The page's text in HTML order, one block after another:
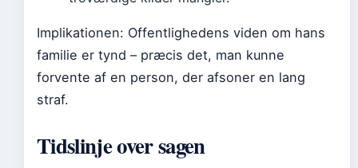
Implikationen: Offentlighedens viden om hans
familie er tynd – præcis det, man kunne
forvente af en person, der afsoner en lang
straf.
Tidslinje over sagen